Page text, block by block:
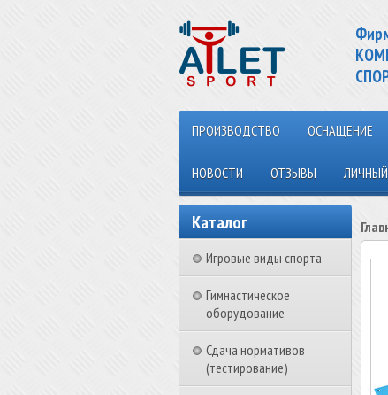
ПРОИЗВОДСТВО ОСНАЩЕНИЕ
НОВОСТИ ОТЗЫВЫ
Каталог
Игровые виды спорта
Гимнастическое
оборудование
Сдача нормативов
(тестирование)